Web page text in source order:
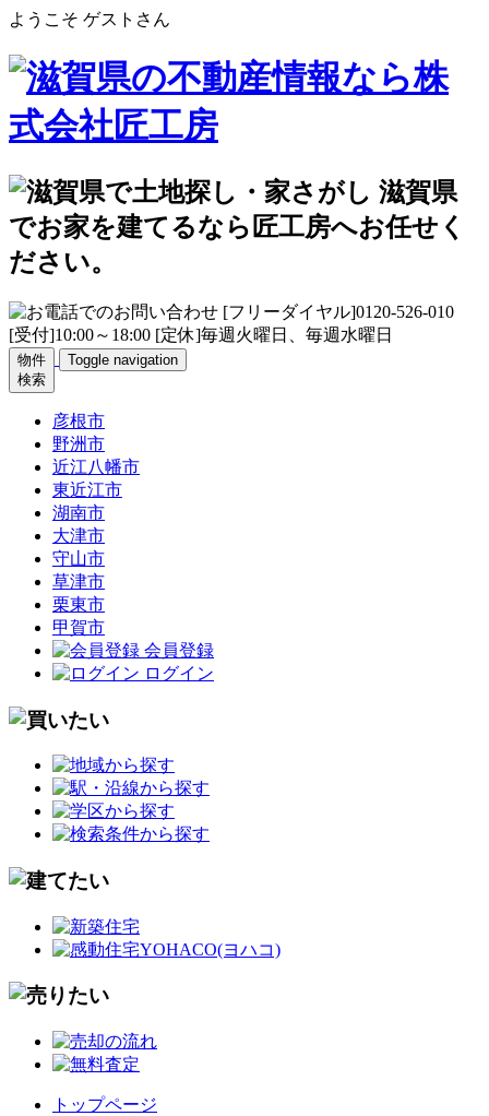
ようこそ ゲストさん
物件
検索
Toggle navigation
彦根市
野洲市
近江八幡市
東近江市
湖南市
大津市
守山市
草津市
栗東市
甲賀市
会員登録
ログイン
トップページ